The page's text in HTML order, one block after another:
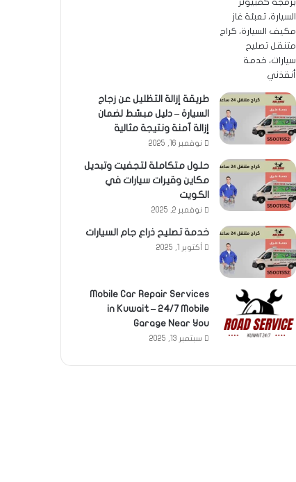
طريقة إزالة التظليل عن زجاج
السيارة – دليل مبسّط لضمان
إزالة آمنة ونتيجة مثالية
نوفمبر 16, 2025
حلول متكاملة لتجفيت وتبديل
مكاين وقيرات سيارات في
الكويت
نوفمبر 2, 2025
خدمة تصليح ذراع جام السيارات
أكتوبر 1, 2025
Mobile Car Repair Services
in Kuwait – 24/7 Mobile
Garage Near You
سبتمبر 13, 2025